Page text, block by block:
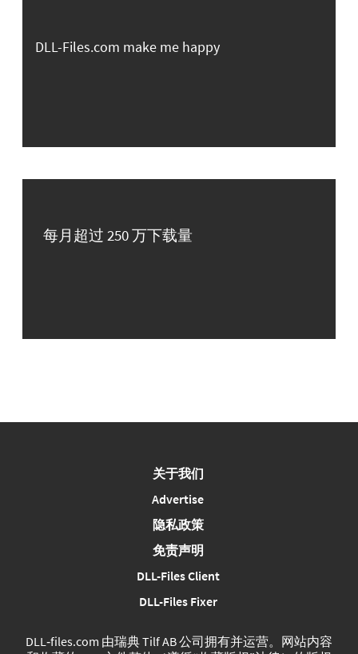
DLL-Files.com make me happy
每月超过 250 万下载量
关于我们
Advertise
隐私政策
免责声明
DLL-Files Client
DLL-Files Fixer
DLL‑files.com 由瑞典 Tilf AB 公司拥有并运营。网站内容